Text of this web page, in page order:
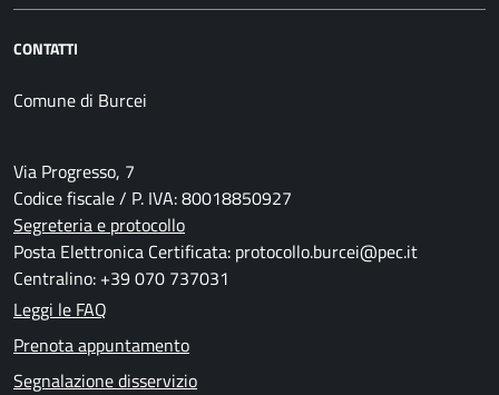
CONTATTI
Comune di Burcei
Via Progresso, 7
Codice fiscale / P. IVA: 80018850927
Segreteria e protocollo
Posta Elettronica Certificata: protocollo.burcei@pec.it
Centralino: +39 070 737031
Leggi le FAQ
Prenota appuntamento
Segnalazione disservizio